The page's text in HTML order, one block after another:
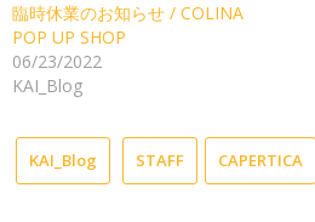
臨時休業のお知らせ / COLINA
POP UP SHOP
06/23/2022
KAI_Blog
KAI_Blog STAFF CAPERTICA